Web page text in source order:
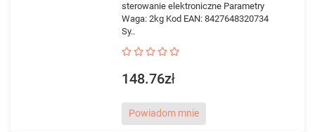
sterowanie elektroniczne Parametry
Waga: 2kg Kod EAN: 8427648320734
Sy..
148.76zł
Powiadom mnie